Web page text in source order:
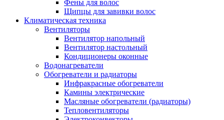
Фены для волос
Щипцы для завивки волос
Климатическая техника
Вентиляторы
Вентилятор напольный
Вентилятор настольный
Кондиционеры оконные
Водонагреватели
Обогреватели и радиаторы
Инфракрасные обогреватели
Камины электрические
Масляные обогреватели (радиаторы)
Тепловентиляторы